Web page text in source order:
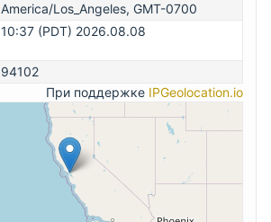
America/Los_Angeles, GMT-0700
10:37 (PDT) 2026.08.08
94102
При поддержке IPGeolocation.io